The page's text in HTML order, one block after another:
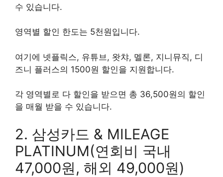
수 있습니다.
영역별 할인 한도는 5천원입니다.
여기에 넷플릭스, 유튜브, 왓챠, 멜론, 지니뮤직, 디
즈니 플러스의 1500원 할인을 지원합니다.
각 영역별로 다 할인을 받으면 총 36,500원의 할인
을 매월 받을 수 있습니다.
2. 삼성카드 & MILEAGE
PLATINUM(연회비 국내
47,000원, 해외 49,000원)